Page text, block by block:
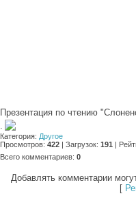
Презентация по чтению
·
Категория: Другое
Просмотров: 422 | Загрузок: 191 |
Всего комментариев: 0
Добавлять комментарии
[